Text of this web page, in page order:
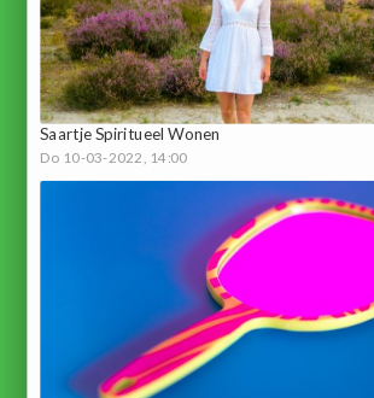
Saartje Spiritueel Wonen
Do 10-03-2022, 14:00